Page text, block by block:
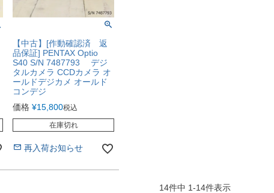
【中古】[作動確認済 返
品保証] PENTAX Optio
S40 S/N 7487793 デジ
タルカメラ CCDカメラ オ
ールドデジカメ オールド
コンデジ
価格 ¥15,800税込
在庫切れ
再入荷お知らせ
14件中 1-14件表示